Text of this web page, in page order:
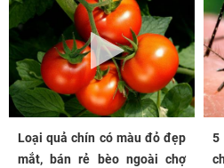
Loại quả chín có màu đỏ đẹp
mắt, bán rẻ bèo ngoài chợ
5